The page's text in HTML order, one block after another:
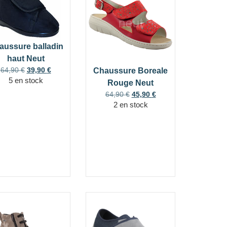
balladin
haut Neut
64,90€ 39,90 €
5 en stock
Chaussure Boreale
Rouge Neut
64,90€ 45,90 €
2 en stock